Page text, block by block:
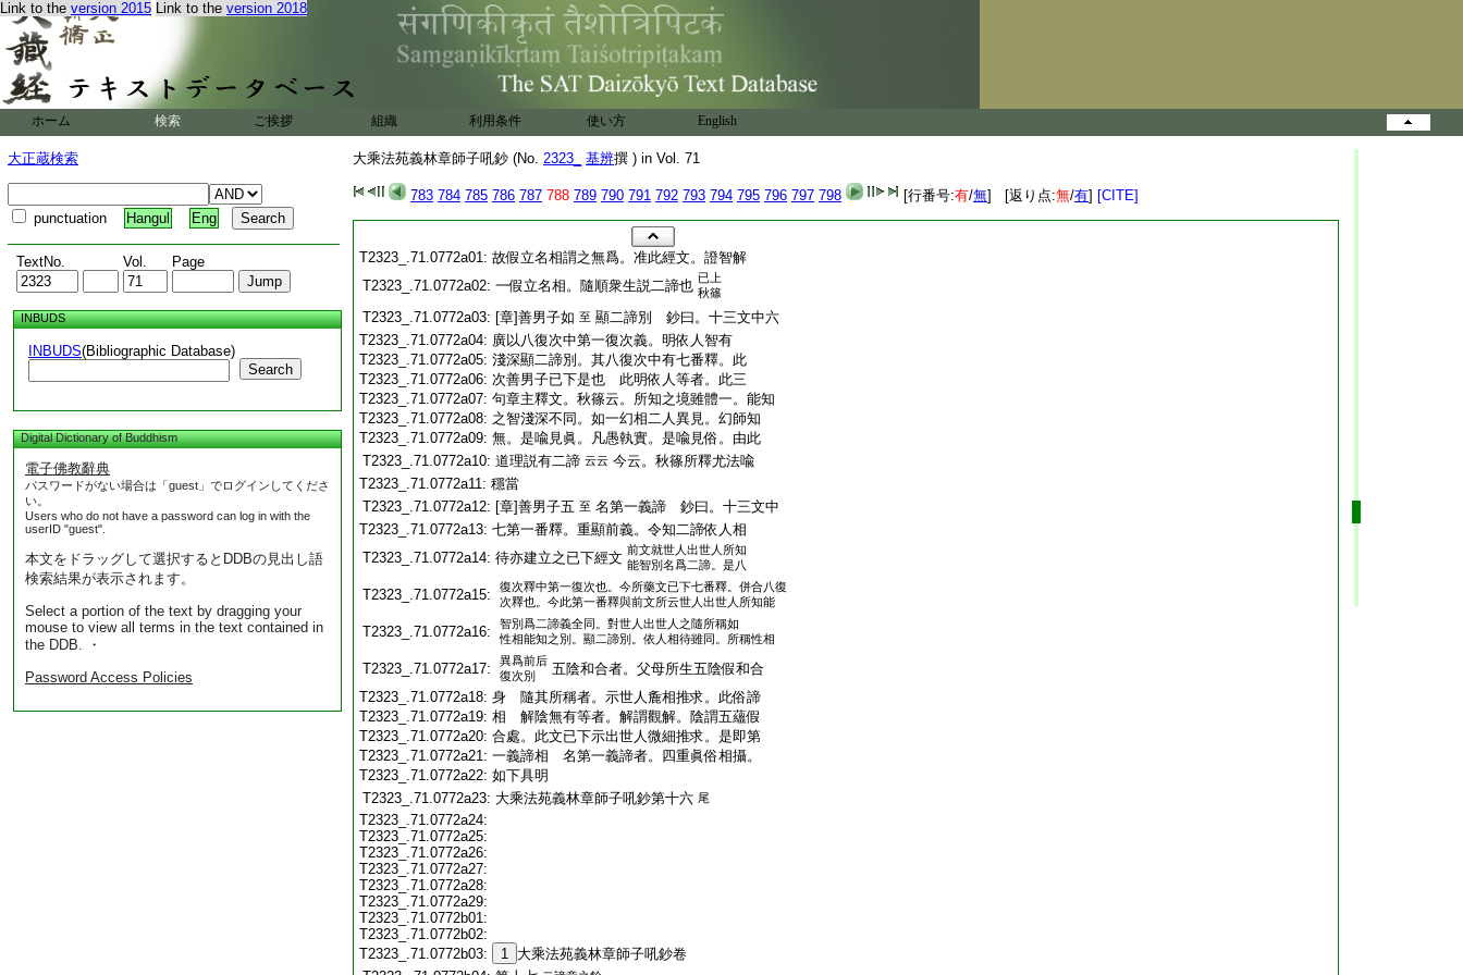
Link to the version 2015 Link to the version 2018
ホーム 検索 ご挨拶 組織 利用条件 使い方 English
大正蔵検索
punctuation Hangul Eng
TextNo. Vol. Page
INBUDS
INBUDS(Bibliographic Database)
Search
Digital Dictionary of Buddhism
電子佛教辭典
パスワードがない場合は「guest」でログインしてくださ
い。
Users who do not have a password can log in with the
userID "guest".
本文をドラッグして選択するとDDBの見出し語
検索結果が表示されます。
Select a portion of the text by dragging your
mouse to view all terms in the text contained in
the DDB. ・
Password Access Policies
大乘法苑義林章師子吼鈔 (No. 2323_ 基辨撰 ) in Vol. 71
783 784 785 786 787 788 789 790 791 792 793 794 795 796 797 798 [行番号:有/無] [返り点:無/有] [CITE]
T2323_.71.0772a01: 故假立名相謂之無爲。准此經文。證智解
T2323_.71.0772a02: 一假立名相。隨順衆生説二諦也 已上
秋篠
T2323_.71.0772a03: [章]善男子如 至 顯二諦別 鈔曰。十三文中六
T2323_.71.0772a04: 廣以八復次中第一復次義。明依人智有
T2323_.71.0772a05: 淺深顯二諦別。其八復次中有七番釋。此
T2323_.71.0772a06: 次善男子已下是也 此明依人等者。此三
T2323_.71.0772a07: 句章主釋文。秋篠云。所知之境雖體一。能知
T2323_.71.0772a08: 之智淺深不同。如一幻相二人異見。幻師知
T2323_.71.0772a09: 無。是喩見眞。凡愚執實。是喩見俗。由此
T2323_.71.0772a10: 道理説有二諦 云云 今云。秋篠所釋尤法喩
T2323_.71.0772a11: 穩當
T2323_.71.0772a12: [章]善男子五 至 名第一義諦 鈔曰。十三文中
T2323_.71.0772a13: 七第一番釋。重顯前義。令知二諦依人相
T2323_.71.0772a14: 待亦建立之已下經文 前文就世人出世人所知
能智別名爲二諦。是八
T2323_.71.0772a15:
復次釋中第一復次也。今所藥文已下七番釋。併合八復
次釋也。今此第一番釋與前文所云世人出世人所知能
T2323_.71.0772a16:
智別爲二諦義全同。對世人出世人之隨所稱如
性相能知之別。顯二諦別。依人相待雖同。所稱性相
T2323_.71.0772a17:
異爲前后
復次別
五陰和合者。父母所生五陰假和合
T2323_.71.0772a18: 身 隨其所稱者。示世人麁相推求。此俗諦
T2323_.71.0772a19: 相 解陰無有等者。解謂觀解。陰謂五蘊假
T2323_.71.0772a20: 合處。此文已下示出世人微細推求。是即第
T2323_.71.0772a21: 一義諦相 名第一義諦者。四重眞俗相攝。
T2323_.71.0772a22: 如下具明
T2323_.71.0772a23: 大乘法苑義林章師子吼鈔第十六 尾
T2323_.71.0772a24:
T2323_.71.0772a25:
T2323_.71.0772a26:
T2323_.71.0772a27:
T2323_.71.0772a28:
T2323_.71.0772a29:
T2323_.71.0772b01:
T2323_.71.0772b02:
T2323_.71.0772b03:
1 大乘法苑義林章師子吼鈔卷